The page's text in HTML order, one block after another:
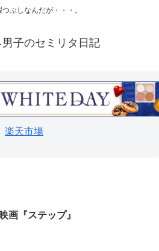
ぶしなんだが・・・。
男子のセミリタ日記
楽天市場
映画『ステップ』